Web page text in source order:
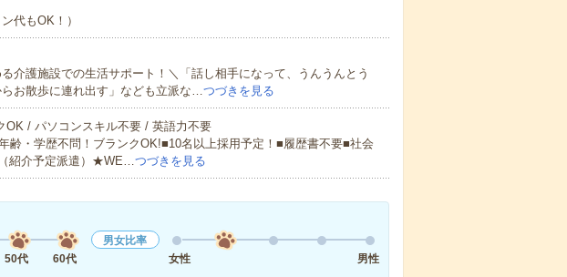
代もOK！）
介護施設での生活サポート！＼「話し相手になって、うんうんとう
お散歩に連れ出す」なども立派な…つづきを見る
OK / パソコンスキル不要 / 英語力不要
齢・学歴不問！ブランクOK!■10名以上採用予定！■履歴書不要■社会
紹介予定派遣）★WE…つづきを見る
50代 60代
男女比率
女性
男性